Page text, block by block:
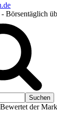
- Börsentäglich
der